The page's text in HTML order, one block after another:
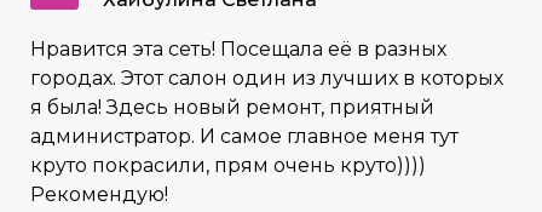
Нравится эта сеть! Посещала её в разных
городах. Этот салон один из лучших в которых
я была! Здесь новый ремонт, приятный
администратор. И самое главное меня тут
круто покрасили, прям очень круто))))
Рекомендую!